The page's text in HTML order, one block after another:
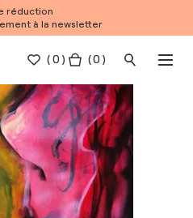
réduction
à la newsletter
(0 ) ( 0 )